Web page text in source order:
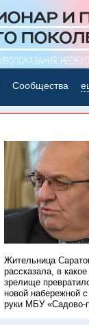
Сообщества
Жительница
рассказала, в
зрелище
новой набережной с
руки МБУ «Садово-